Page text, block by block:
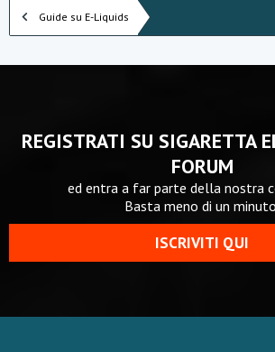
Guide su E-Liquids
REGISTRATI SU SIGARETTA
FORUM
ed entra a far parte della nostra
Basta meno di un
ISCRIVITI QUI